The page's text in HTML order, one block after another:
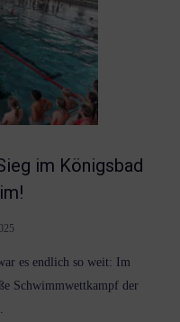
im Königsbad
es endlich so weit: Im
Schwimmwettkampf der